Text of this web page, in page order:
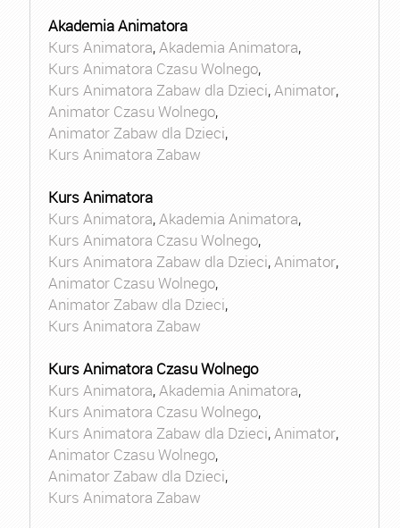
Akademia Animatora
Kurs Animatora,Akademia Animatora,
Kurs Animatora Czasu Wolnego,
Kurs Animatora Zabaw dla Dzieci,Animator,
Animator Czasu Wolnego,
Animator Zabaw dla Dzieci,
Kurs Animatora Zabaw
Kurs Animatora
Kurs Animatora,Akademia Animatora,
Kurs Animatora Czasu Wolnego,
Kurs Animatora Zabaw dla Dzieci,Animator,
Animator Czasu Wolnego,
Animator Zabaw dla Dzieci,
Kurs Animatora Zabaw
Kurs Animatora Czasu Wolnego
Kurs Animatora,Akademia Animatora,
Kurs Animatora Czasu Wolnego,
Kurs Animatora Zabaw dla Dzieci,Animator,
Animator Czasu Wolnego,
Animator Zabaw dla Dzieci,
Kurs Animatora Zabaw